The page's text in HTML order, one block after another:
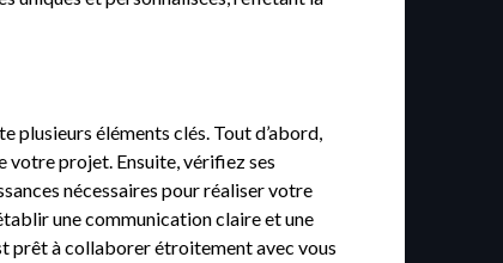
plusieurs éléments clés. Tout d’abord,
votre projet. Ensuite, vérifiez ses
nécessaires pour réaliser votre
une communication claire et une
prêt à collaborer étroitement avec vous